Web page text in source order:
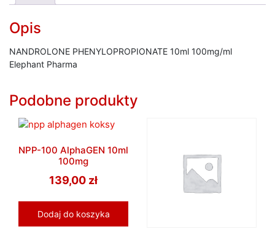
Opis
NANDROLONE PHENYLOPROPIONATE 10ml 100mg/ml
Elephant Pharma
Podobne produkty
NPP-100 AlphaGEN 10ml
100mg
139,00 zł
Dodaj do koszyka